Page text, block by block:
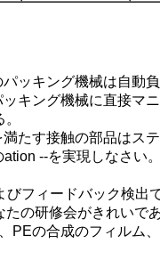
ッキング機械は自動
キング機械に直接マ
たす接触の部品はス
--を実現しなさい
びフィードバック検出
の研修会がきれいで
PEの合成のフィルム